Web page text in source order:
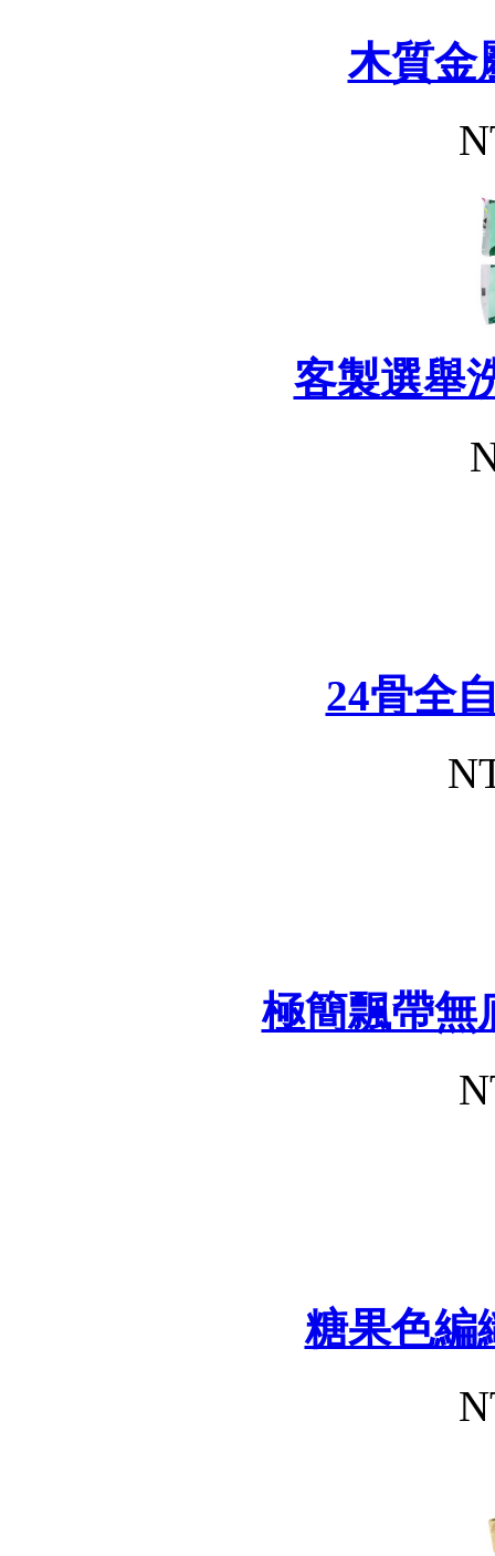
木質金
客製選舉
24骨全
極簡飄帶無
糖果色編